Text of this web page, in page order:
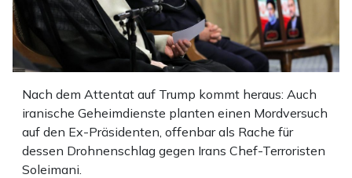
Nach dem Attentat auf Trump kommt heraus: Auch
iranische Geheimdienste planten einen Mordversuch
auf den Ex-Präsidenten, offenbar als Rache für
dessen Drohnenschlag gegen Irans Chef-Terroristen
Soleimani.